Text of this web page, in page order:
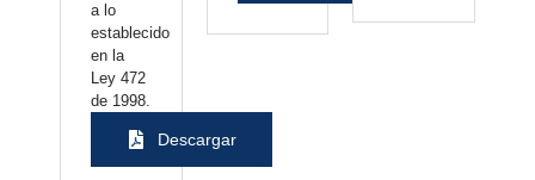
a lo
establecido
en la
Ley 472
de 1998.
Descargar